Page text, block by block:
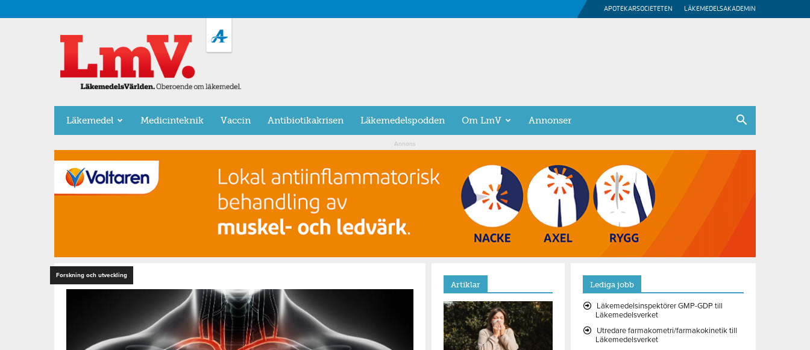
APOTEKARSOCIETETEN LÄKEMEDELSAKADEMIN
LäkemedelsVärlden
Läkemedel Medicinteknik Vaccin Antibiotikakrisen Läkemedelspodden Om LmV Annonser
Annons
Forskning och utveckling
Artiklar Lediga jobb
Läkemedelsinspektörer GMP-GDP till
Läkemedelsverket
Utredare farmakometri/farmakokinetik till
Läkemedelsverket